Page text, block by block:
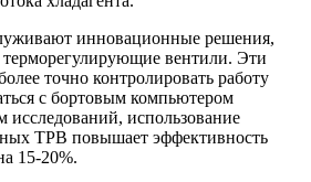
инновационные решения,
терморегулирующие вентили. Эти
точно контролировать работу
с бортовым компьютером
использование
ТРВ повышает эффективность
15-20%.